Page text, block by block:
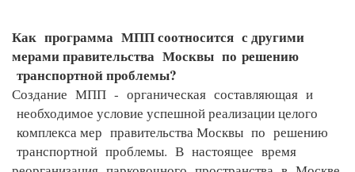
Как программа МПП соотносится с другими
мерами правительства Москвы по решению
транспортной проблемы?
Создание МПП - органическая составляющая и
необходимое условие успешной реализации целого
комплекса мер правительства Москвы по решению
транспортной проблемы. В настоящее время